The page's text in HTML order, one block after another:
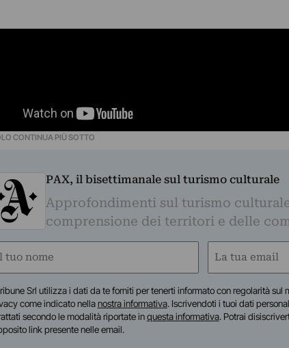
CONTINUA PIÙ SOTTO
PAX, il bisettimanale sul turismo culturale
Approfondimenti sul turismo
comprensione dei territori e delle
Email
Srl utilizza i dati da te forniti per tenerti informato con regolarità sul
come indicato nellanostra informativa. Iscrivendoti i tuoi dati
secondo le modalità riportate inquesta informativa. Potrai
link presente nelle email.